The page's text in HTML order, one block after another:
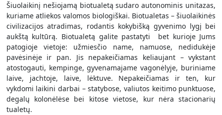
Šiuolaikinį nešiojamą biotualetą sudaro autonominis unitazas,
kuriame atliekos valomos biologiškai. Biotualetas – šiuolaikinės
civilizacijos atradimas, rodantis kokybišką gyvenimo lygį bei
aukštą kultūrą. Biotualetą galite pastatyti bet kurioje Jums
patogioje vietoje: užmiesčio name, namuose, nedidukėje
pavėsinėje ir pan. Jis nepakeičiamas keliaujant – vykstant
atostogauti, kempinge, gyvenamajame vagonėlyje, buriniame
laive, jachtoje, laive, lėktuve. Nepakeičiamas ir ten, kur
vykdomi laikini darbai – statybose, valiutos keitimo punktuose,
degalų kolonėlėse bei kitose vietose, kur nėra stacionarių
tualetų.